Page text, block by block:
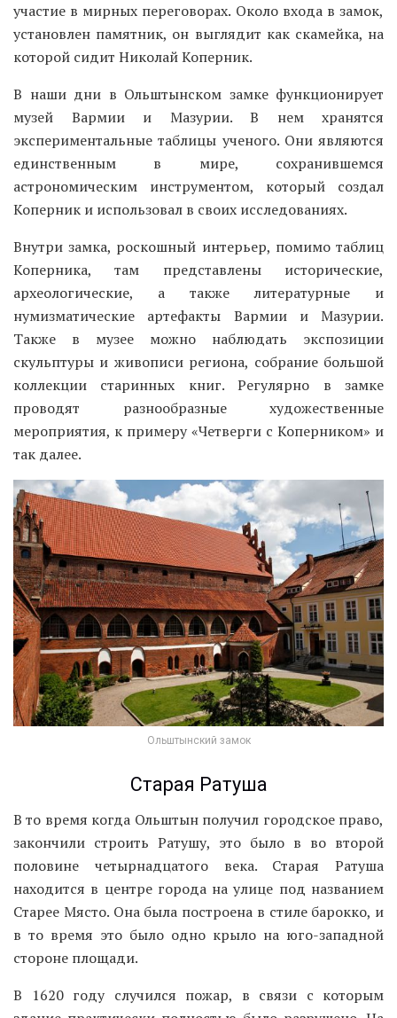
участие в мирных переговорах. Около входа в замок,
установлен памятник, он выглядит как скамейка, на
которой сидит Николай Коперник.
В наши дни в Ольштынском замке функционирует
музей Вармии и Мазурии. В нем хранятся
экспериментальные таблицы ученого. Они являются
единственным в мире, сохранившемся
астрономическим инструментом, который создал
Коперник и использовал в своих исследованиях.
Внутри замка, роскошный интерьер, помимо таблиц
Коперника, там представлены исторические,
археологические, а также литературные и
нумизматические артефакты Вармии и Мазурии.
Также в музее можно наблюдать экспозиции
скульптуры и живописи региона, собрание большой
коллекции старинных книг. Регулярно в замке
проводят разнообразные художественные
мероприятия, к примеру «Четверги с Коперником» и
так далее.
Ольштынский замок
Старая Ратуша
В то время когда Ольштын получил городское право,
закончили строить Ратушу, это было в во второй
половине четырнадцатого века. Старая Ратуша
находится в центре города на улице под названием
Старее Място. Она была построена в стиле барокко, и
в то время это было одно крыло на юго-западной
стороне площади.
В 1620 году случился пожар, в связи с которым